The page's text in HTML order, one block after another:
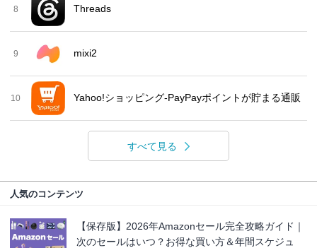
8 Threads
9 mixi2
10 Yahoo!ショッピング-PayPayポイントが貯まる通販
すべて見る
人気のコンテンツ
【保存版】2026年Amazonセール完全攻略ガイド｜
次のセールはいつ？お得な買い方＆年間スケジュ